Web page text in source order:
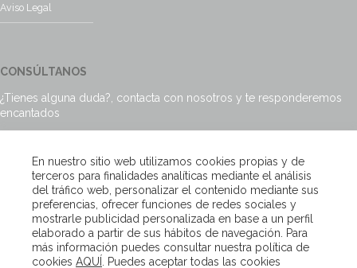
Aviso Legal
CONSÚLTANOS
¿Tienes alguna duda?, contacta con nosotros y te responderemos
encantados
Escríbenos
Copyright – Van Beveren 2020
En nuestro sitio web utilizamos cookies propias y de
terceros para finalidades analíticas mediante el análisis
del tráfico web, personalizar el contenido mediante sus
preferencias, ofrecer funciones de redes sociales y
mostrarle publicidad personalizada en base a un perfil
elaborado a partir de sus hábitos de navegación. Para
más información puedes consultar nuestra política de
cookies AQUÍ . Puedes aceptar todas las cookies